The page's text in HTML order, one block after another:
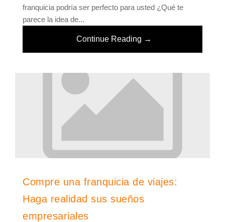
franquicia podría ser perfecto para usted ¿Qué te
parece la idea de...
Continue Reading →
Compre una franquicia de viajes:
Haga realidad sus sueños
empresariales